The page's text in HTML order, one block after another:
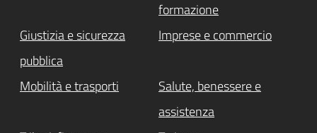
formazione
Giustizia e sicurezza
pubblica
Imprese e commercio
Mobilità e trasporti
Salute, benessere e
assistenza